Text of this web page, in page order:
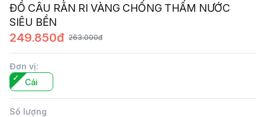
ĐỒ CÂU RẰN RI VÀNG CHỐNG THẤM NƯỚC
SIÊU BỀN
249.850đ 263.000đ
Đơn vị:
Cái
Số lượng